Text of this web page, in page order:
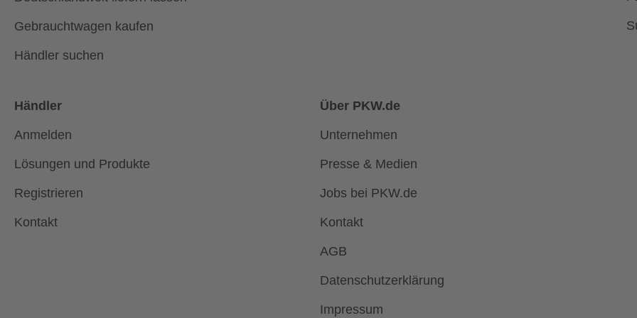
Gebrauchtwagen kaufen
Händler suchen
Händler
Anmelden
Lösungen und Produkte
Registrieren
Kontakt
Über PKW.de
Unternehmen
Presse & Medien
Jobs bei PKW.de
Kontakt
AGB
Datenschutzerklärung
Impressum